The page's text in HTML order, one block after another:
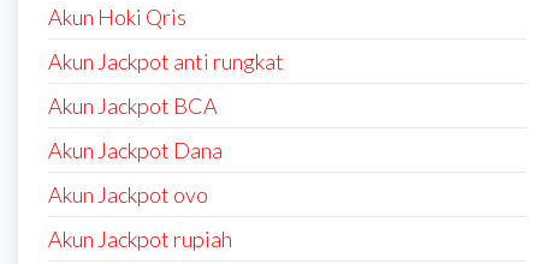
Akun Hoki Qris
Akun Jackpot anti rungkat
Akun Jackpot BCA
Akun Jackpot Dana
Akun Jackpot ovo
Akun Jackpot rupiah